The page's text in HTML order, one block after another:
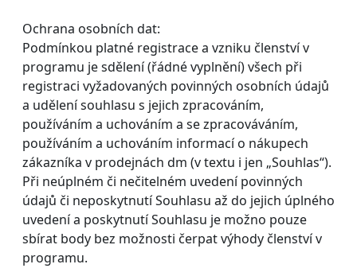
Ochrana osobních dat:
Podmínkou platné registrace a vzniku členství v
programu je sdělení (řádné vyplnění) všech při
registraci vyžadovaných povinných osobních údajů
a udělení souhlasu s jejich zpracováním,
používáním a uchováním a se zpracováváním,
používáním a uchováním informací o nákupech
zákazníka v prodejnách dm (v textu i jen „Souhlas“).
Při neúplném či nečitelném uvedení povinných
údajů či neposkytnutí Souhlasu až do jejich úplného
uvedení a poskytnutí Souhlasu je možno pouze
sbírat body bez možnosti čerpat výhody členství v
programu.